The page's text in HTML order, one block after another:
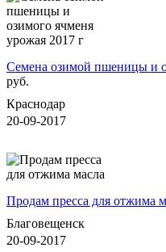
Семена озимой пшеницы и
руб.
Краснодар
20-09-2017
Продам пресса для отжима
Благовещенск
20-09-2017